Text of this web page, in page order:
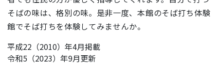
そばの味は、格別の味。是非一度、本館のそば打ち体験
館でそば打ちを体験してみませんか。
平成22（2010）年4月掲載
令和5（2023）年9月更新